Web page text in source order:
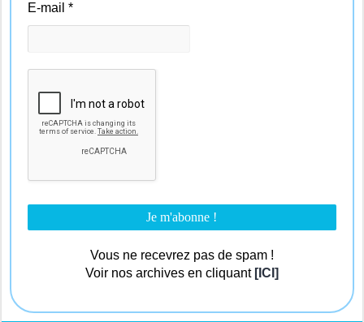
E-mail*
Vous ne recevrez pas de spam !
Voir nos archives en cliquant [ICI]